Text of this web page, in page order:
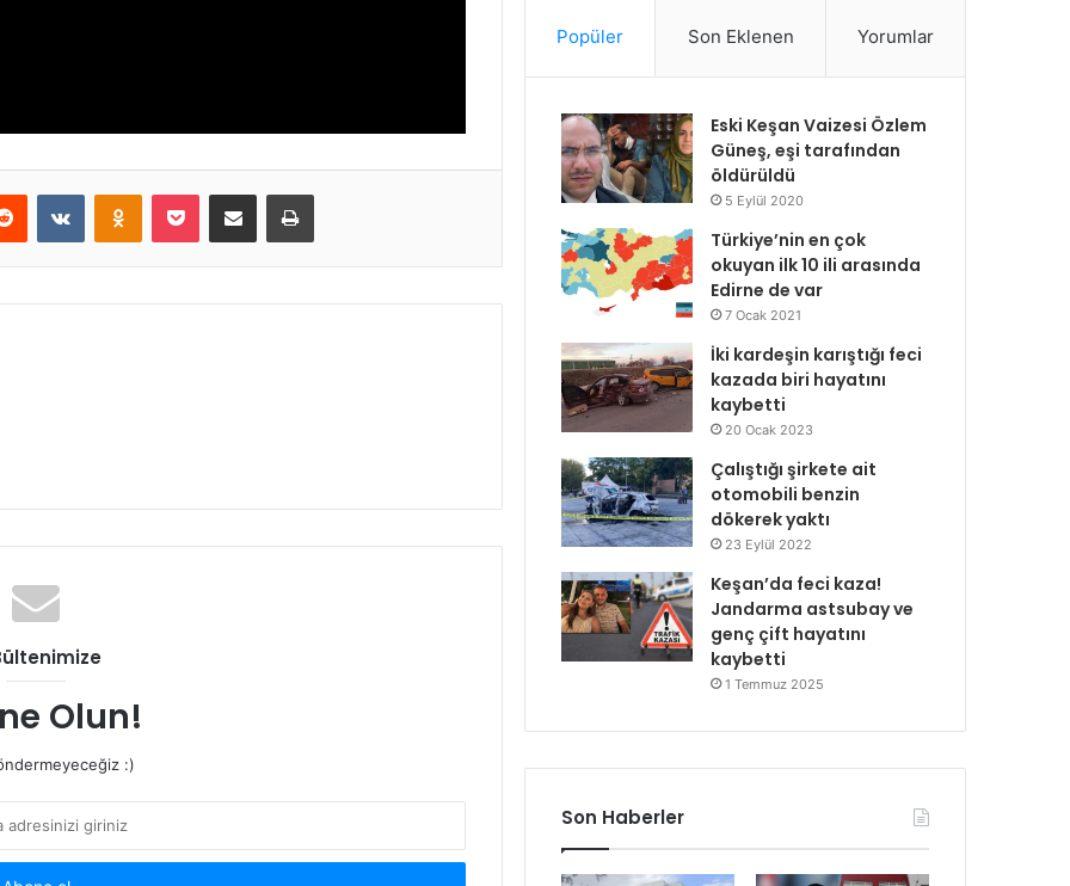
Olun!
:)
Popüler Son Eklenen Yorumlar
Eski Keşan Vaizesi Özlem
Güneş, eşi tarafından
öldürüldü
5 Eylül 2020
Türkiye’nin en çok
okuyan ilk 10 ili arasında
Edirne de var
7 Ocak 2021
İki kardeşin karıştığı feci
kazada biri hayatını
kaybetti
20 Ocak 2023
Çalıştığı şirkete ait
otomobili benzin
dökerek yaktı
23 Eylül 2022
Keşan’da feci kaza!
Jandarma astsubay ve
genç çift hayatını
kaybetti
1 Temmuz 2025
Son Haberler